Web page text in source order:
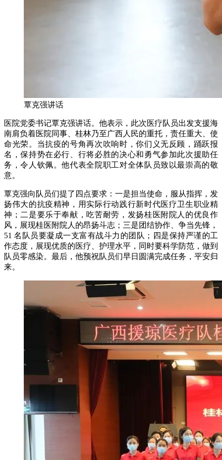
覃克强讲话
医院党委书记覃克强讲话。他表示，此次医疗队员出发支援海
南肩负着医院同事、桂林乃至广西人民的重托，责任重大、使
命光荣。当抗疫的号角再次吹响时，你们义无反顾，踊跃报
名，保持势在必行、行将必胜的决心和勇气参加此次援助任
务，令人钦佩。他代表全院职工对全体队员致以最崇高的敬
意。
覃克强向队员们提了四点要求：一是担当使命，服从指挥，发
扬伟大的抗疫精神，用实际行动践行新时代医疗卫生职业精
神；二是要乐于奉献，吃苦耐劳，发扬桂医附院人的优良作
风，展现桂医附院人的昂扬斗志；三是团结协作、争当先锋，
51 名队员要凝成一支富有战斗力的团队；四是保持严谨的工
作态度，展现优质的医疗、护理水平，同时要科学防范，做到
队员零感染。最后，他预祝队员们早日圆满完成任务，平安归
来。